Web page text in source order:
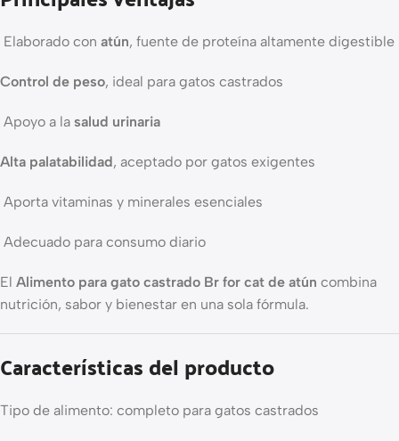
Elaborado con atún, fuente de proteína altamente digestible
Control de peso, ideal para gatos castrados
Apoyo a la salud urinaria
Alta palatabilidad, aceptado por gatos exigentes
Aporta vitaminas y minerales esenciales
Adecuado para consumo diario
El Alimento para gato castrado Br for cat de atún combina
nutrición, sabor y bienestar en una sola fórmula.
Características del producto
Tipo de alimento: completo para gatos castrados